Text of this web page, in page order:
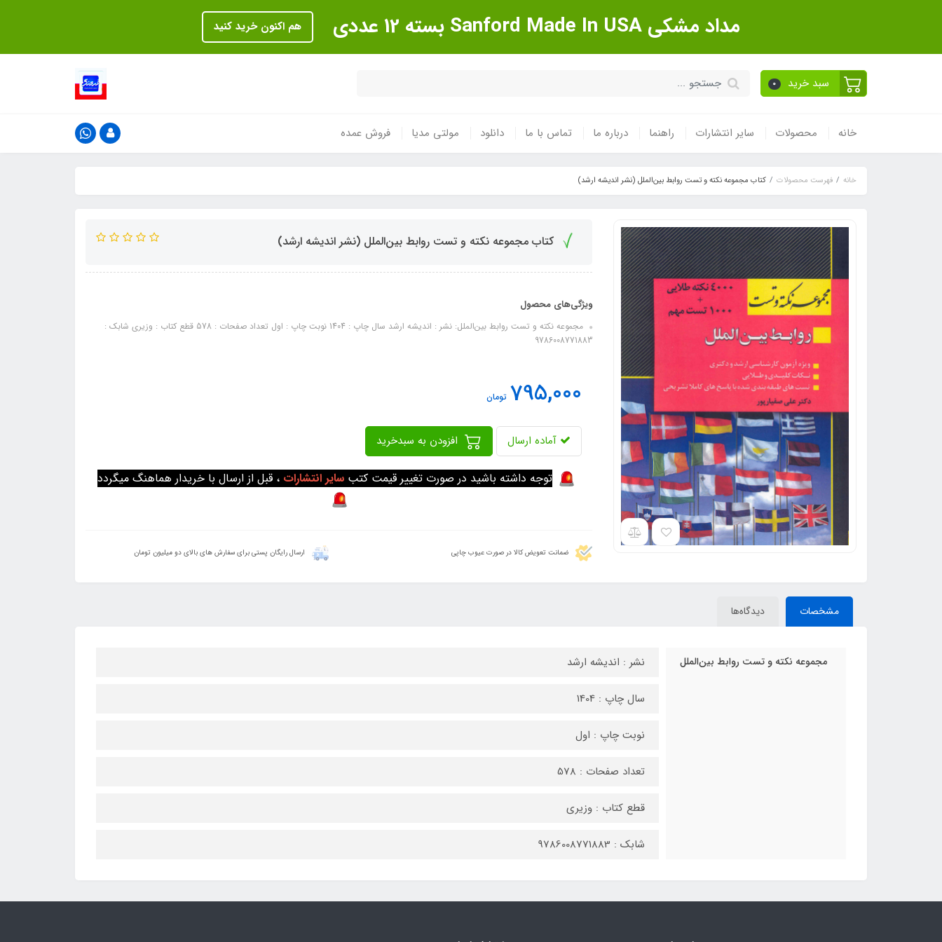
مداد مشکی Sanford Made In USA بسته 12 عددی هم اکنون خرید کنید
سبد خرید 0
خانه محصولات سایر انتشارات راهنما درباره ما تماس با ما دانلود مولتی مدیا فروش عمده
خانه فهرست محصولات کتاب مجموعه نکته و تست روابط بین‌الملل (نشر اندیشه ارشد)
کتاب مجموعه نکته و تست روابط بین‌الملل (نشر اندیشه ارشد)
ویژگی‌های محصول
مجموعه نکته و تست روابط بین‌الملل: نشر : اندیشه ارشد سال چاپ : 1404 نوبت چاپ : اول تعداد صفحات : 578 قطع کتاب : وزیری شابک :
9786008771883
795,000 تومان
آماده ارسال
توجه داشته باشید در صورت تغییر قیمت کتب سایر انتشارات ، قبل از ارسال با خریدار هماهنگ میگردد
ضمانت تعویض کالا در صورت عیوب چاپی ارسال رایگان پستی برای سفارش های بالای دو میلیون تومان
مشخصات دیدگاه‌ها
مجموعه نکته و تست روابط بین‌الملل نشر : اندیشه ارشد
سال چاپ : 1404
نوبت چاپ : اول
تعداد صفحات : 578
قطع کتاب : وزیری
شابک : 9786008771883